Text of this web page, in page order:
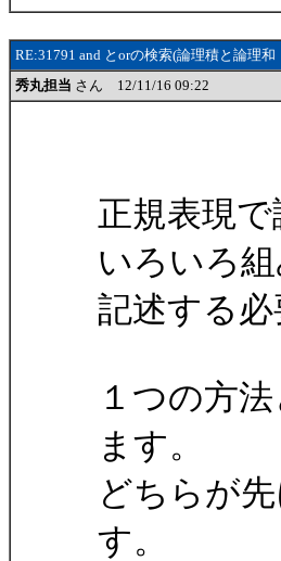
RE:31791 and とorの検索(論理積と論理和
秀丸担当 さん 12/11/16 09:22
正規表現
いろいろ
記述する
１つの方
ます。
どちらが
す。